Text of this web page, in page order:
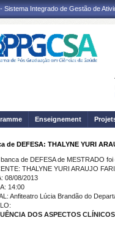
Sistema Integrado de Gestão de
Enseignement
de DEFESA: THALYNE YURI
de DEFESA de MESTRADO
THALYNE YURI ARAUJO
08/08/2013
14:00
Anfiteatro Lúcia Brandão do
DOS ASPECTOS